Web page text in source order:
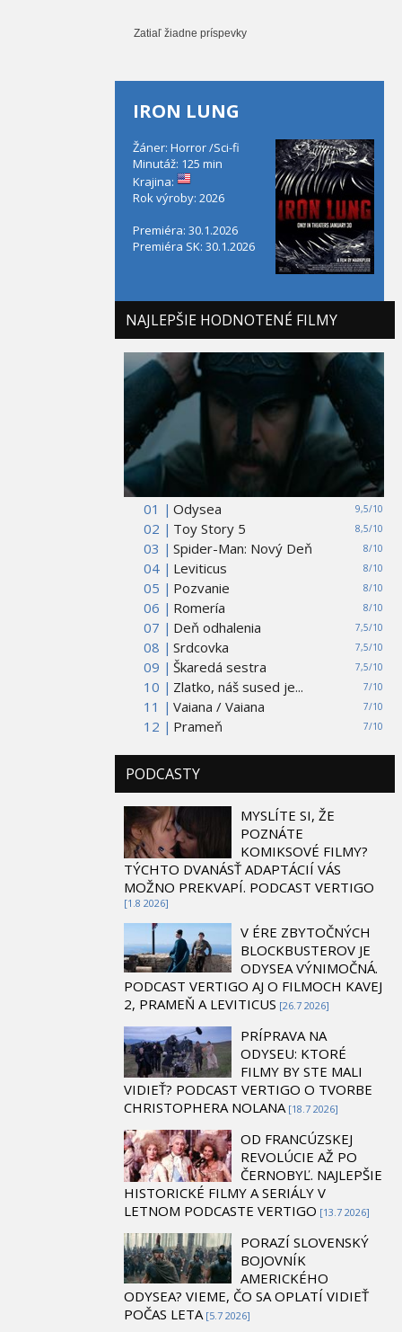
Zatiaľ žiadne príspevky
IRON LUNG
Žáner: Horror /Sci-fi
Minutáž: 125 min
Krajina:
Rok výroby: 2026
Premiéra: 30.1.2026
Premiéra SK: 30.1.2026
NAJLEPŠIE HODNOTENÉ FILMY
01 | 9,5/10
Odysea
02 |
8,5/10
Toy Story 5
03 |
8/10
Spider-Man: Nový Deň
04 |
8/10
Leviticus
05 |
8/10
Pozvanie
06 |
8/10
Romería
07 |
7,5/10
Deň odhalenia
08 |
7,5/10
Srdcovka
09 |
7,5/10
Škaredá sestra
10 |
7/10
Zlatko, náš sused je...
11 |
7/10
Vaiana / Vaiana
12 |
7/10
Prameň
PODCASTY
MYSLÍTE SI, ŽE
POZNÁTE
KOMIKSOVÉ FILMY?
TÝCHTO DVANÁSŤ ADAPTÁCIÍ VÁS
MOŽNO PREKVAPÍ. PODCAST VERTIGO
[1.8 2026]
V ÉRE ZBYTOČNÝCH
BLOCKBUSTEROV JE
ODYSEA VÝNIMOČNÁ.
PODCAST VERTIGO AJ O FILMOCH KAVEJ
2, PRAMEŇ A LEVITICUS [26.7 2026]
PRÍPRAVA NA
ODYSEU: KTORÉ
FILMY BY STE MALI
VIDIEŤ? PODCAST VERTIGO O TVORBE
CHRISTOPHERA NOLANA [18.7 2026]
OD FRANCÚZSKEJ
REVOLÚCIE AŽ PO
ČERNOBYĽ. NAJLEPŠIE
HISTORICKÉ FILMY A SERIÁLY V
LETNOM PODCASTE VERTIGO [13.7 2026]
PORAZÍ SLOVENSKÝ
BOJOVNÍK
AMERICKÉHO
ODYSEA? VIEME, ČO SA OPLATÍ VIDIEŤ
POČAS LETA [5.7 2026]